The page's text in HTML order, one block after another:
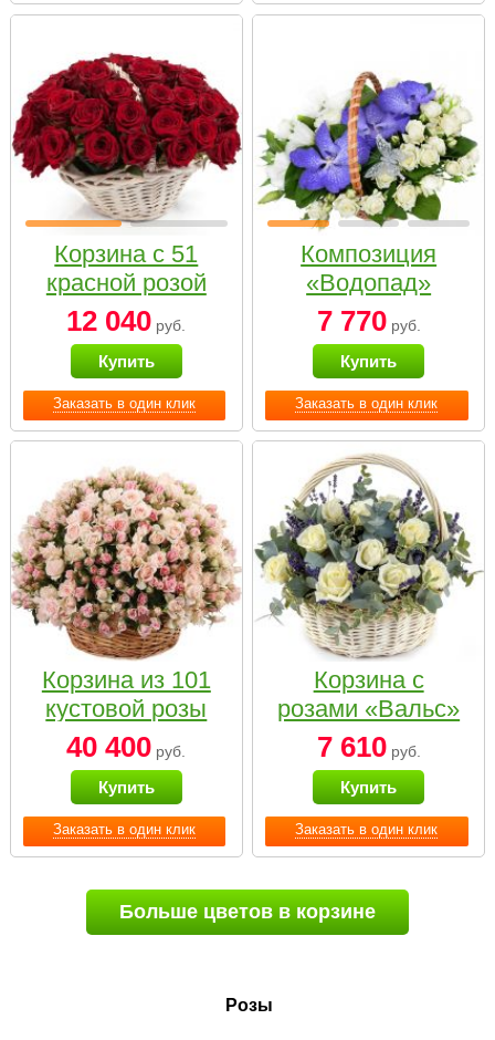
Заказать в один клик
Корзина с 51
красной розой
12 040 руб.
Купить
Заказать в один клик
Композиция
«Водопад»
7 770руб.
Купить
Заказать в один клик
Корзина из 101
кустовой розы
нежных тонов
40 400 руб.
Купить
Заказать в один клик
Корзина с
розами «Вальс»
7 610руб.
Купить
Больше цветов в корзине
Розы